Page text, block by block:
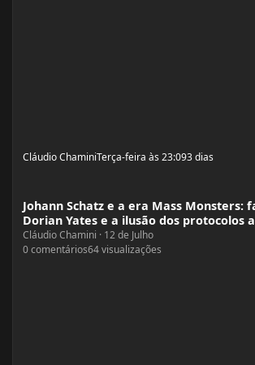
Cláudio ChaminiTerça-feira às 23:093 dias
Johann Schatz e a era Mass Monsters:
Dorian Yates e a ilusão dos protocolos
Cláudio Chamini · 12 de Julho
0comentários64visualizações